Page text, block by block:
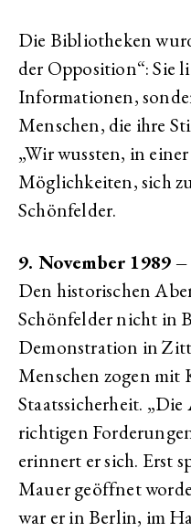
Die Bibliotheken
der Opposition“: Sie
Informationen,
Menschen, die ihre
„Wir wussten, in
Möglichkeiten, sich
Schönfelder.
9. November 1989
Den historischen
Schönfelder nicht in
Demonstration in
Menschen zogen mit
Staatssicherheit.
richtigen
erinnert er sich. Erst
Mauer geöffnet
war er in Berlin, im